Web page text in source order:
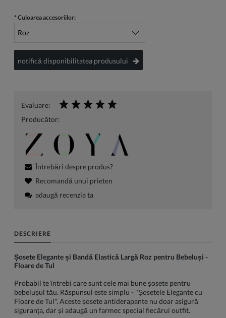
* Culoarea accesoriilor:
notifică disponibilitatea produsului
Evaluare:
Producător:
Întrebări despre produs?
Recomandă unui prieten
adaugă recenzia ta
DESCRIERE
Șosete Elegante și Bandă Elastică Largă Roz pentru Bebeluși -
Floare de Tul
Probabil te întrebi care sunt cele mai bune șosete pentru
bebelușul tău. Răspunsul este simplu - "Șosetele Elegante cu
Floare de Tul". Aceste șosete antiderapante nu doar asigură
siguranța, dar și adaugă un farmec special fiecărui outfit.